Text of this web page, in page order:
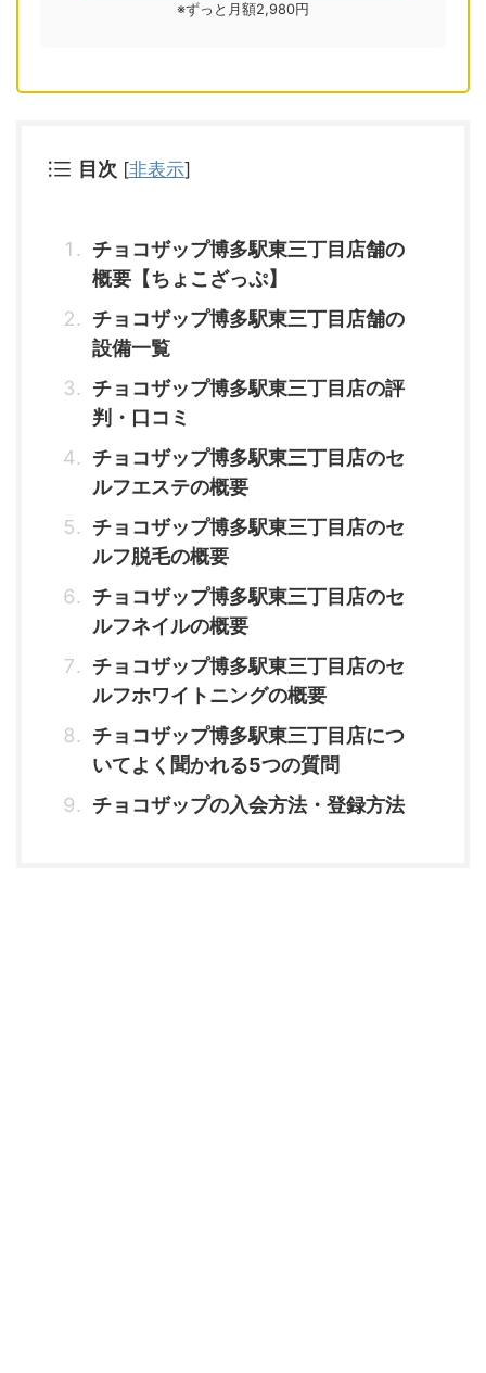
※ずっと月額2,980円
目次 [非表示]
チョコザップ博多駅東三丁目店舗の
概要【ちょこざっぷ】
チョコザップ博多駅東三丁目店舗の
設備一覧
チョコザップ博多駅東三丁目店の評
判・口コミ
チョコザップ博多駅東三丁目店のセ
ルフエステの概要
チョコザップ博多駅東三丁目店のセ
ルフ脱毛の概要
チョコザップ博多駅東三丁目店のセ
ルフネイルの概要
チョコザップ博多駅東三丁目店のセ
ルフホワイトニングの概要
チョコザップ博多駅東三丁目店につ
いてよく聞かれる5つの質問
チョコザップの入会方法・登録方法